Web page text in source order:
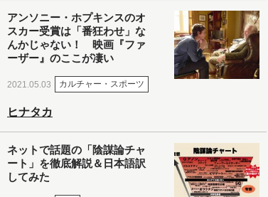
アンソニー・ホプキンスのオ
スカー受賞は「番狂わせ」な
んかじゃない！ 映画『ファ
ーザー』のここが凄い
2021.05.03 カルチャー・スポーツ
ヒナタカ
ネットで話題の「陰謀論チャ
ート」を徹底解説＆日本語訳
してみた